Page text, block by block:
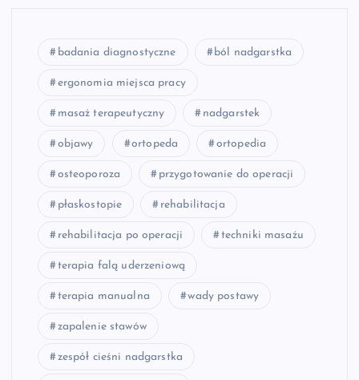
badania diagnostyczne ból nadgarstka
ergonomia miejsca pracy
masaż terapeutyczny nadgarstek
objawy ortopeda ortopedia
osteoporoza przygotowanie do operacji
płaskostopie rehabilitacja
rehabilitacja po operacji techniki masażu
terapia falą uderzeniową
terapia manualna wady postawy
zapalenie stawów
zespół cieśni nadgarstka